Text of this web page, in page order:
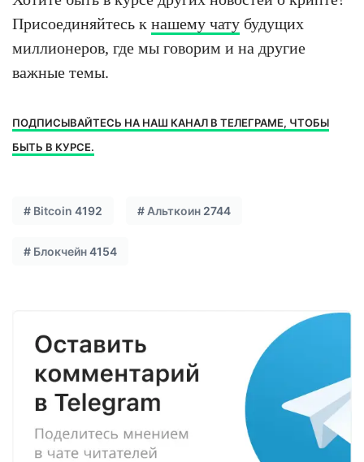
Присоединяйтесь к нашему чату будущих
миллионеров, где мы говорим и на другие
важные темы.
ПОДПИСЫВАЙТЕСЬ НА НАШ КАНАЛ В ТЕЛЕГРАМЕ, ЧТОБЫ
БЫТЬ В КУРСЕ.
# Bitcoin 4192 # Альткоин 2744
# Блокчейн4154